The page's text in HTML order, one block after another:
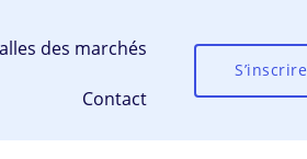
des marchés
Contact
S’inscrire